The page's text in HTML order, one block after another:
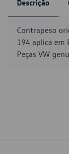
Descrição
Contrapeso
194 aplica em
Peças VW